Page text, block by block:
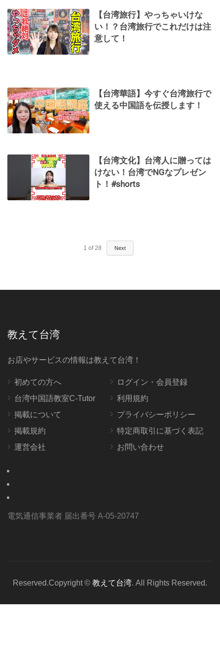
【台湾旅行】やっちゃいけな
い！？台湾旅行でこれだけは注
意して！
【台湾華語】今すぐ台湾旅行で
使える中国語を伝授します！
【台湾文化】台湾人に贈っては
けない！台湾でNGなプレゼン
ト！#shorts
1 of 28 Next
教えて台湾
お店やサービスの情報は教えて台湾！
初めての方へ
台湾中国語教室C-Tutor
掲載について
掲載規約
運営会社
ログイン・会員登録
利用規約
プライバシーポリシー
特定商取引に基づく表記
お問い合わせ
電気通信事業者 届出番号 A-05-20747
Reserved.Copyright © 教えて台湾. All Rights Reserved.